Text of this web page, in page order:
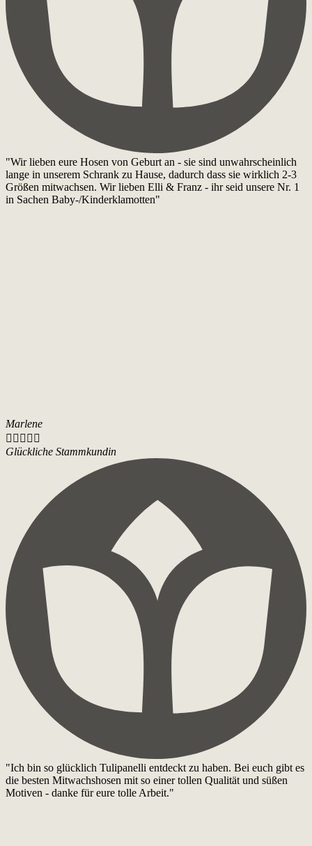
"Wir lieben eure Hosen von Geburt an - sie sind unwahrscheinlich
lange in unserem Schrank zu Hause, dadurch dass sie wirklich 2-3
Größen mitwachsen. Wir lieben Elli & Franz - ihr seid unsere Nr. 1
in Sachen Baby-/Kinderklamotten"
Marlene
    
Glückliche Stammkundin
"Ich bin so glücklich Tulipanelli entdeckt zu haben. Bei euch gibt es
die besten Mitwachshosen mit so einer tollen Qualität und süßen
Motiven - danke für eure tolle Arbeit."